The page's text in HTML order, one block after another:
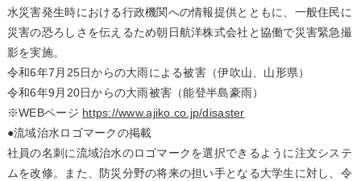
水災害発生時における行政機関への情報提供とともに、一般住民に
災害の恐ろしさを伝えるため朝日航洋株式会社と協働で災害緊急撮
影を実施。
令和6年7月25日からの大雨による被害（伊吹山、山形県）
令和6年9月20日からの大雨被害（能登半島豪雨）
※WEBページ https://www.ajiko.co.jp/disaster
●流域治水ロゴマークの掲載
社員の名刺に流域治水のロゴマークを選択できるように注文システ
ムを改修。また、防災分野の将来の担い手となる大学生に対し、令